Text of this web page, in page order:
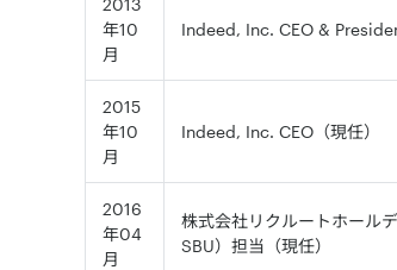
2013
年10
月
Indeed, Inc. CEO &
2015
年10
月
Indeed, Inc. CEO（現任）
2016
年04
月
株式会社リクルートホール
SBU）担当（現任）